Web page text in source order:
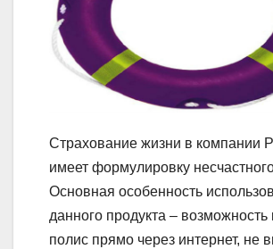
Страхование жизни в компании
имеет формулировку
Основная особенность
данного продукта – возможность
полис прямо через интернет, не